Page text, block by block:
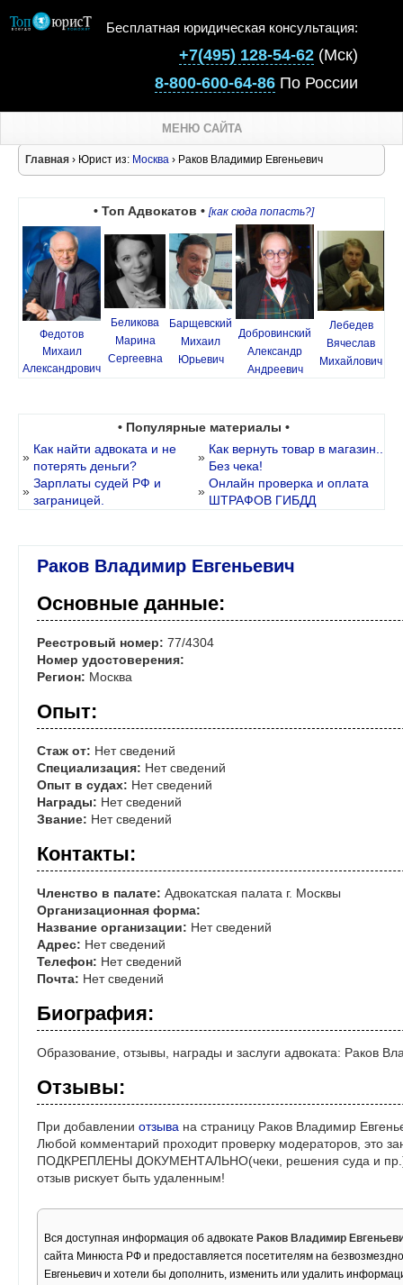
Бесплатная юридическая консультация:
+7(495) 128-54-62 (Мск)
8-800-600-64-86 По России
МЕНЮ САЙТА
Главная › Юрист из: Москва › Раков Владимир Евгеньевич
• Топ Адвокатов • [как сюда попасть?]
Федотов
Михаил
Александрович
Беликова
Марина
Сергеевна
Барщевский
Михаил
Юрьевич
Добровинский
Александр
Андреевич
Лебедев
Вячеслав
Михайлович
• Популярные материалы •
»
Как найти адвоката и не
потерять деньги?
»
Как вернуть товар в магазин..
Без чека!
»
Зарплаты судей РФ и
заграницей.
»
Онлайн проверка и оплата
ШТРАФОВ ГИБДД
Раков Владимир Евгеньевич
Основные данные:
Реестровый номер: 77/4304
Номер удостоверения:
Регион: Москва
Опыт:
Стаж от: Нет сведений
Специализация: Нет сведений
Опыт в судах: Нет сведений
Награды: Нет сведений
Звание: Нет сведений
Контакты:
Членство в палате: Адвокатская палата г. Москвы
Организационная форма:
Название организации: Нет сведений
Адрес: Нет сведений
Телефон: Нет сведений
Почта: Нет сведений
Биография:
Образование, отзывы, награды и заслуги адвоката: Раков
Отзывы:
При добавлении отзыва на страницу Раков Владимир
Любой комментарий проходит проверку модераторов, это
ПОДКРЕПЛЕНЫ ДОКУМЕНТАЛЬНО(чеки, решения суда и пр.)!
отзыв рискует быть удаленным!
Вся доступная информация об адвокате Раков Владимир
сайта Минюста РФ и предоставляется посетителям на
Евгеньевич и хотели бы дополнить, изменить или удалить